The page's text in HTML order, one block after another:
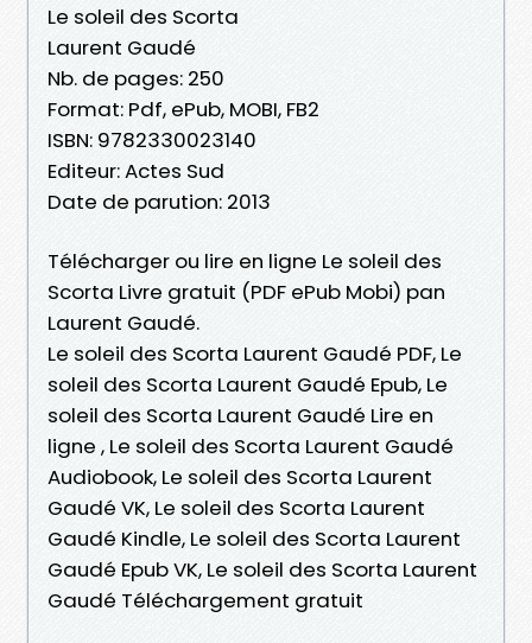
Le soleil des Scorta
Laurent Gaudé
Nb. de pages: 250
Format: Pdf, ePub, MOBI, FB2
ISBN: 9782330023140
Editeur: Actes Sud
Date de parution: 2013
Télécharger ou lire en ligne Le soleil des
Scorta Livre gratuit (PDF ePub Mobi) pan
Laurent Gaudé.
Le soleil des Scorta Laurent Gaudé PDF, Le
soleil des Scorta Laurent Gaudé Epub, Le
soleil des Scorta Laurent Gaudé Lire en
ligne , Le soleil des Scorta Laurent Gaudé
Audiobook, Le soleil des Scorta Laurent
Gaudé VK, Le soleil des Scorta Laurent
Gaudé Kindle, Le soleil des Scorta Laurent
Gaudé Epub VK, Le soleil des Scorta Laurent
Gaudé Téléchargement gratuit